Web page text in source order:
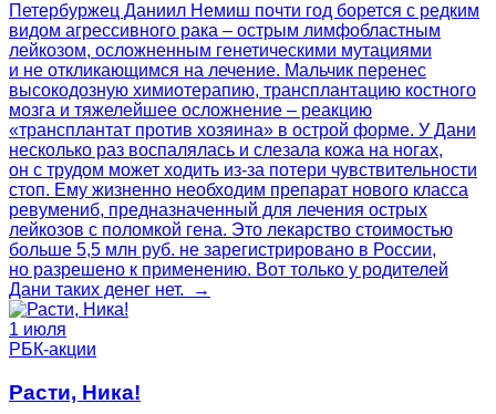
Петербуржец Даниил Немиш почти год борется с редким
видом агрессивного рака – острым лимфобластным
лейкозом, осложненным генетическими мутациями
и не откликающимся на лечение. Мальчик перенес
высокодозную химиотерапию, трансплантацию костного
мозга и тяжелейшее осложнение – реакцию
«трансплантат против хозяина» в острой форме. У Дани
несколько раз воспалялась и слезала кожа на ногах,
он с трудом может ходить из-за потери чувствительности
стоп. Ему жизненно необходим препарат нового класса
ревумениб, предназначенный для лечения острых
лейкозов с поломкой гена. Это лекарство стоимостью
больше 5,5 млн руб. не зарегистрировано в России,
но разрешено к применению. Вот только у родителей
Дани таких денег нет. →
1 июля
РБК-акции
Расти, Ника!